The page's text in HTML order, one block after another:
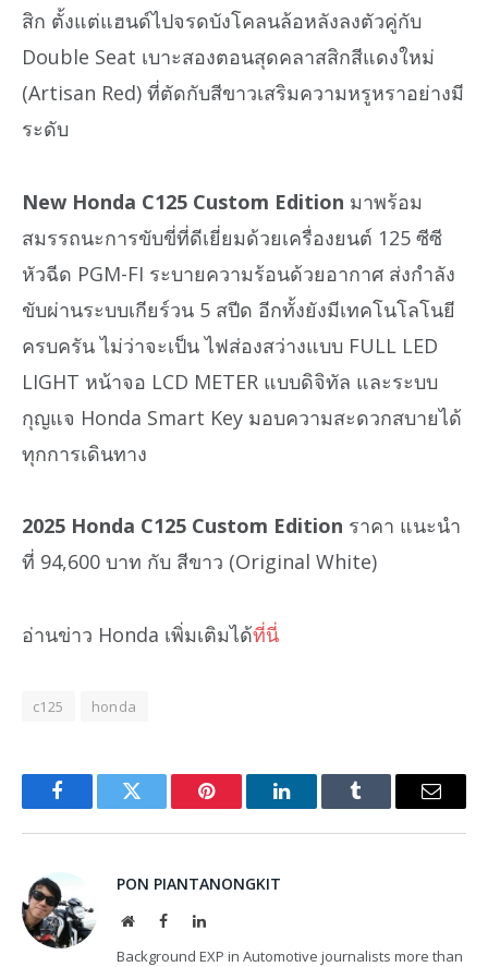
สิก ตั้งแต่แฮนด์ไปจรดบังโคลนล้อหลังลงตัวคู่กับ
Double Seat เบาะสองตอนสุดคลาสสิกสีแดงใหม่
(Artisan Red) ที่ตัดกับสีขาวเสริมความหรูหราอย่างมี
ระดับ
New Honda C125 Custom Edition มาพร้อม
สมรรถนะการขับขี่ที่ดีเยี่ยมด้วยเครื่องยนต์ 125 ซีซี
หัวฉีด PGM-FI ระบายความร้อนด้วยอากาศ ส่งกำลัง
ขับผ่านระบบเกียร์วน 5 สปีด อีกทั้งยังมีเทคโนโลโนยี
ครบครัน ไม่ว่าจะเป็น ไฟส่องสว่างแบบ FULL LED
LIGHT หน้าจอ LCD METER แบบดิจิทัล และระบบ
กุญแจ Honda Smart Key มอบความสะดวกสบายได้
ทุกการเดินทาง
2025 Honda C125 Custom Edition ราคา แนะนำ
ที่ 94,600 บาท กับ สีขาว (Original White)
อ่านข่าว Honda เพิ่มเติมได้ที่นี่
c125 honda
FacebookTwitter Pinterest LinkedInTumblr Email
PON PIANTANONGKIT
WebsiteFacebookLinkedIn
Background EXP in Automotive journalists more than